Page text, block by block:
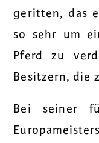
geritten, das
so sehr um
Pferd zu
Besitzern, die
Bei seiner